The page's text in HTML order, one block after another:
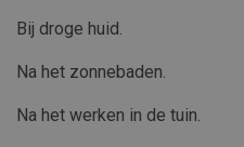
Bij droge huid.
Na het zonnebaden.
Na het werken in de tuin.